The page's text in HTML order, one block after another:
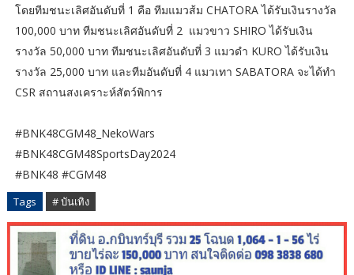
​โดยทีมชนะเลิศอันดับที่ 1 คือ ทีมแมวส้ม CHATORA ได้รับเงินรางวัล
100,000 บาท ทีมชนะเลิศอันดับที่ 2 แมวขาว SHIRO ได้รับเงิน
รางวัล 50,000 บาท ทีมชนะเลิศอันดับที่ 3 แมวดำ KURO ได้รับเงิน
รางวัล 25,000 บาท และทีมอันดับที่ 4 แมวเทา SABATORA จะได้ทำ
CSR สถานสงเคราะห์สัตว์พิการ
#BNK48CGM48_NekoWars
#BNK48CGM48SportsDay2024
#BNK48 #CGM48
Tags # บันเทิง